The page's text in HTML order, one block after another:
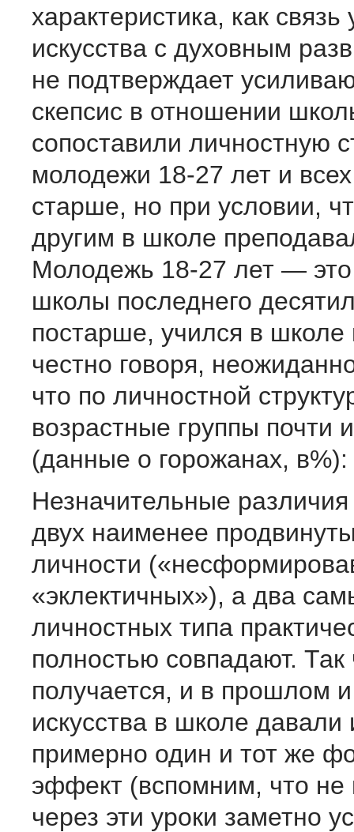
характеристика, как связь
искусства с духовным
не подтверждает
скепсис в отношении
сопоставили личностную
молодежи 18-27 лет и всех
старше, но при условии,
другим в школе
Молодежь 18-27 лет — это
школы последнего
постарше, учился в
честно говоря,
что по личностной
возрастные группы почти
(данные о горожанах, в%):
Незначительные
двух наименее
личности
«эклектичных»), а два
личностных типа
полностью совпадают. Так
получается, и в прошлом
искусства в школе давали
примерно один и тот же
эффект (вспомним, что
через эти уроки заметно